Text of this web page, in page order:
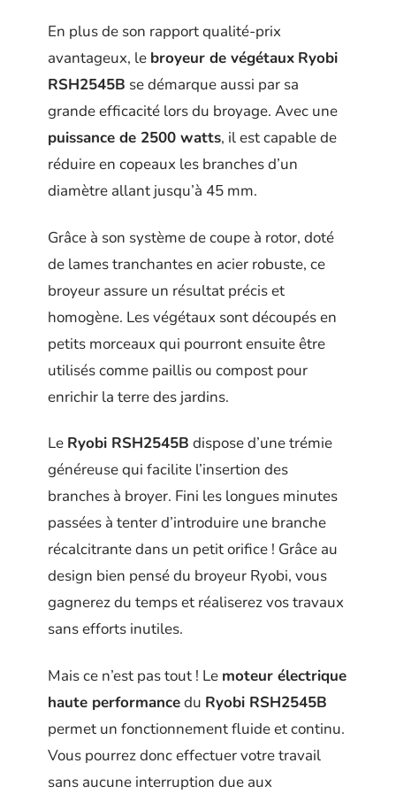
En plus de son rapport qualité-prix
avantageux, le broyeur de végétaux Ryobi
RSH2545B se démarque aussi par sa
grande efficacité lors du broyage. Avec une
puissance de 2500 watts, il est capable de
réduire en copeaux les branches d’un
diamètre allant jusqu’à 45 mm.
Grâce à son système de coupe à rotor, doté
de lames tranchantes en acier robuste, ce
broyeur assure un résultat précis et
homogène. Les végétaux sont découpés en
petits morceaux qui pourront ensuite être
utilisés comme paillis ou compost pour
enrichir la terre des jardins.
Le Ryobi RSH2545B dispose d’une trémie
généreuse qui facilite l’insertion des
branches à broyer. Fini les longues minutes
passées à tenter d’introduire une branche
récalcitrante dans un petit orifice ! Grâce au
design bien pensé du broyeur Ryobi, vous
gagnerez du temps et réaliserez vos travaux
sans efforts inutiles.
Mais ce n’est pas tout ! Le moteur électrique
haute performancedu Ryobi RSH2545B
permet un fonctionnement fluide et continu.
Vous pourrez donc effectuer votre travail
sans aucune interruption due aux